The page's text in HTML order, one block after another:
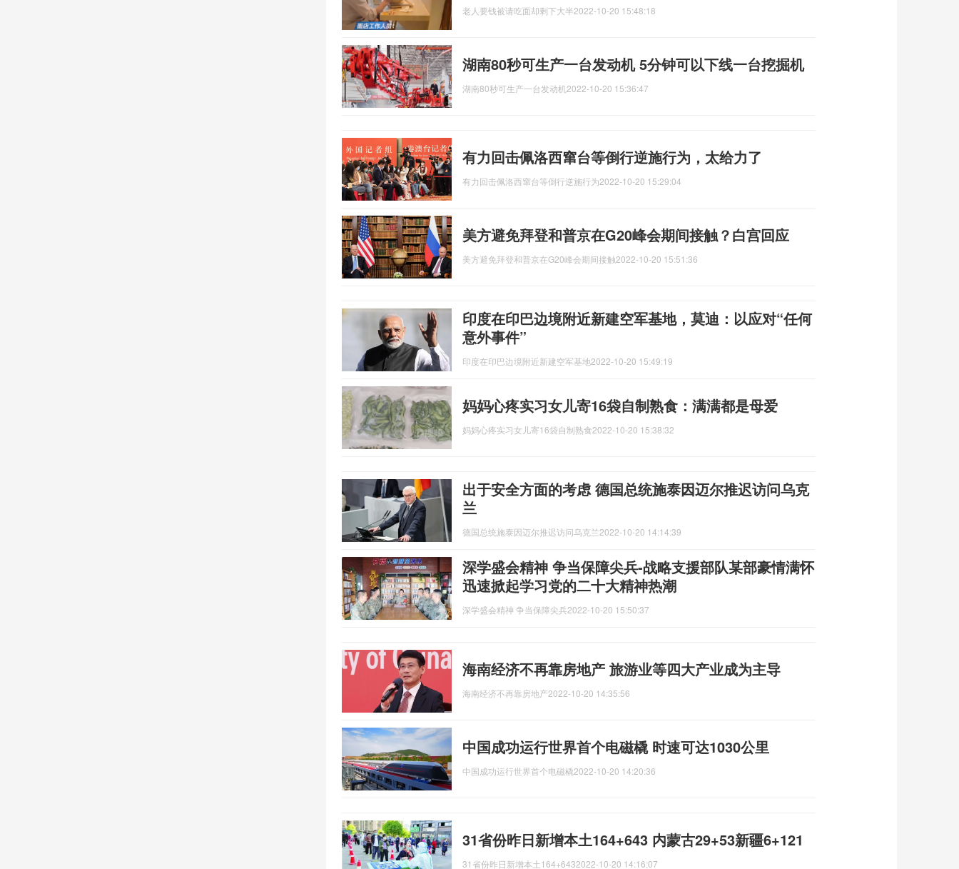
老人要钱被请吃面却剩下大半2022-10-20 15:48:18
湖南80秒可生产一台发动机 5分钟可以下线一台挖掘机
湖南80秒可生产一台发动机 2022-10-20 15:36:47
有力回击佩洛西窜台等倒行逆施行为，太给力了
有力回击佩洛西窜台等倒行逆施行为2022-10-20 15:29:04
美方避免拜登和普京在G20峰会期间接触？白宫回应
美方避免拜登和普京在G20峰会期间接触2022-10-20 15:51:36
印度在印巴边境附近新建空军基地，莫迪：以应对“任何
意外事件”
印度在印巴边境附近新建空军基地2022-10-20 15:49:19
妈妈心疼实习女儿寄16袋自制熟食：满满都是母爱
妈妈心疼实习女儿寄16袋自制熟食2022-10-20 15:38:32
出于安全方面的考虑 德国总统施泰因迈尔推迟访问乌克
兰
德国总统施泰因迈尔推迟访问乌克兰2022-10-20 14:14:39
深学盛会精神 争当保障尖兵-战略支援部队某部豪情满怀
迅速掀起学习党的二十大精神热潮
深学盛会精神 争当保障尖兵2022-10-20 15:50:37
海南经济不再靠房地产 旅游业等四大产业成为主导
海南经济不再靠房地产2022-10-20 14:35:56
中国成功运行世界首个电磁橇 时速可达1030公里
中国成功运行世界首个电磁橇2022-10-20 14:20:36
31省份昨日新增本土164+643 内蒙古29+53新疆6+121
31省份昨日新增本土164+6432022-10-20 14:16:07